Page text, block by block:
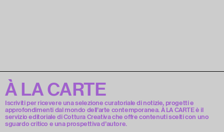
À LA CARTE
Iscriviti per ricevere una selezione curatoriale di notizie, progetti e
approfondimenti dal mondo dell’arte contemporanea. À LA CARTE è il
servizio editoriale di Cottura Creativa che offre contenuti scelti con uno
sguardo critico e una prospettiva d’autore.